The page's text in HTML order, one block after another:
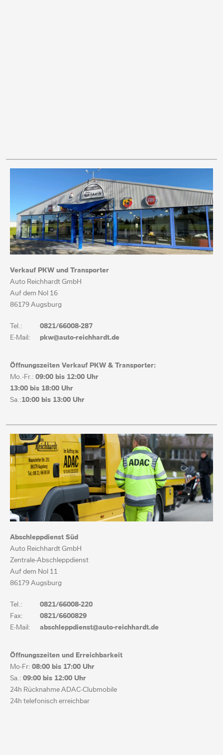
Verkauf PKW und Transporter
Auto Reichhardt GmbH
Auf dem Nol 16
86179 Augsburg
Tel.:
0821/66008-287
E-Mail:
pkw@auto-reichhardt.de
Öffnungszeiten Verkauf PKW & Transporter:
Mo.-Fr.:09:00 bis 12:00 Uhr
13:00 bis 18:00 Uhr
Sa.:10:00 bis 13:00 Uhr
Abschleppdienst Süd
Auto Reichhardt GmbH
Zentrale-Abschleppdienst
Auf dem Nol 11
86179 Augsburg
Tel.:
0821/66008-220
Fax:
0821/6600829
E-Mail:
abschleppdienst@auto-reichhardt.de
Öffnungszeiten und Erreichbarkeit
Mo-Fr:08:00 bis 17:00 Uhr
Sa.:09:00 bis 12:00 Uhr
24h Rücknahme ADAC-Clubmobile
24h telefonisch erreichbar